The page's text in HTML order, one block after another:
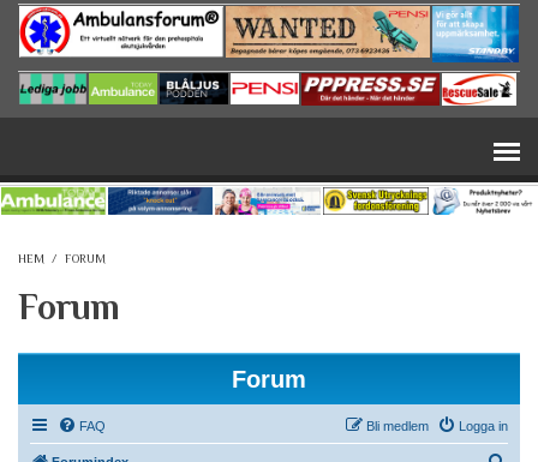
Hoppa till huvudinnehåll
HEM / FORUM
Forum